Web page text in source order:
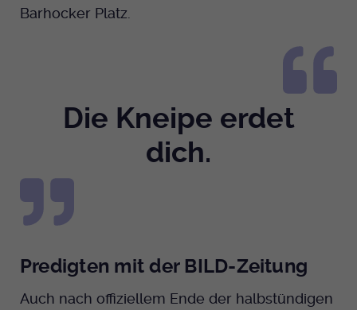
Barhocker Platz.
Die Kneipe erdet
dich.
Predigten mit der BILD-Zeitung
Auch nach offiziellem Ende der halbstündigen